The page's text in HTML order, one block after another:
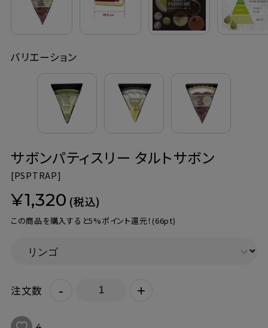
よくあるご質問
会員登録でお得
NEWS一覧
利用規約
バリエーション
サボンパティスリー タルトサボン
[PSPTRAP]
¥1,320 (税込)
この商品を購入すると5%ポイント還元！ (66pt)
注文数 - +